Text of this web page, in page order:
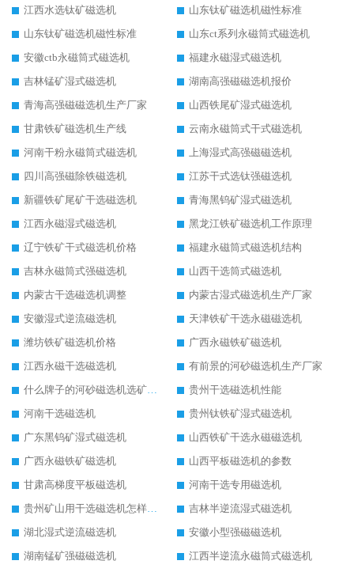
江西水选钛矿磁选机
山东钛矿磁选机磁性标准
山东钛矿磁选机磁性标准
山东ct系列永磁筒式磁选机
安徽ctb永磁筒式磁选机
福建永磁湿式磁选机
吉林锰矿湿式磁选机
湖南高强磁磁选机报价
青海高强磁磁选机生产厂家
山西铁尾矿湿式磁选机
甘肃铁矿磁选机生产线
云南永磁筒式干式磁选机
河南干粉永磁筒式磁选机
上海湿式高强磁磁选机
四川高强磁除铁磁选机
江苏干式选钛强磁选机
新疆铁矿尾矿干选磁选机
青海黑钨矿湿式磁选机
江西永磁湿式磁选机
黑龙江铁矿磁选机工作原理
辽宁铁矿干式磁选机价格
福建永磁筒式磁选机结构
吉林永磁筒式强磁选机
山西干选筒式磁选机
内蒙古干选磁选机调整
内蒙古湿式磁选机生产厂家
安徽湿式逆流磁选机
天津铁矿干选永磁磁选机
潍坊铁矿磁选机价格
广西永磁铁矿磁选机
江西永磁干选磁选机
有前景的河砂磁选机生产厂家
什么牌子的河砂磁选机选矿效果好
贵州干选磁选机性能
河南干选磁选机
贵州钛铁矿湿式磁选机
广东黑钨矿湿式磁选机
山西铁矿干选永磁磁选机
广西永磁铁矿磁选机
山西平板磁选机的参数
甘肃高梯度平板磁选机
河南干选专用磁选机
贵州矿山用干选磁选机怎样调磁
吉林半逆流湿式磁选机
湖北湿式逆流磁选机
安徽小型强磁磁选机
湖南锰矿强磁磁选机
江西半逆流永磁筒式磁选机